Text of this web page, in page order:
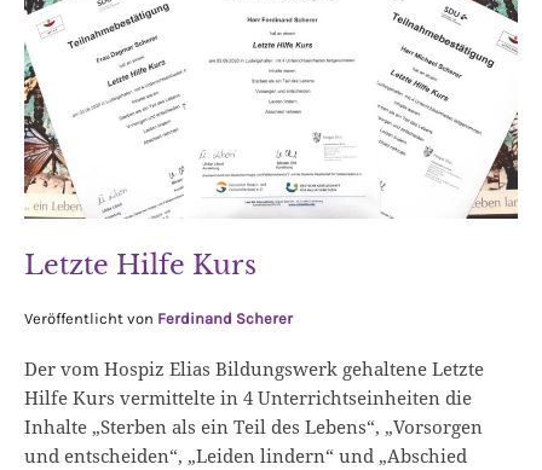
Letzte Hilfe Kurs
Veröffentlicht von Ferdinand Scherer
Der vom Hospiz Elias Bildungswerk gehaltene Letzte
Hilfe Kurs vermittelte in 4 Unterrichtseinheiten die
Inhalte „Sterben als ein Teil des Lebens“, „Vorsorgen
und entscheiden“, „Leiden lindern“ und „Abschied